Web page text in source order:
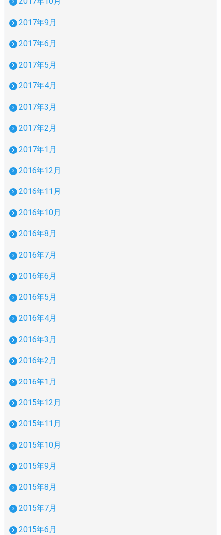
2017年9月
2017年6月
2017年5月
2017年4月
2017年3月
2017年2月
2017年1月
2016年12月
2016年11月
2016年10月
2016年8月
2016年7月
2016年6月
2016年5月
2016年4月
2016年3月
2016年2月
2016年1月
2015年12月
2015年11月
2015年10月
2015年9月
2015年8月
2015年7月
2015年6月